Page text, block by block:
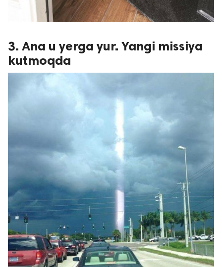
3. Ana u yerga yur. Yangi missiya
kutmoqda